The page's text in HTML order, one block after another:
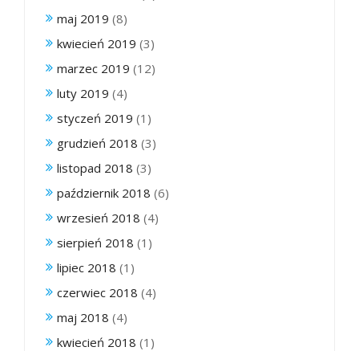
maj 2019 (8)
kwiecień 2019 (3)
marzec 2019 (12)
luty 2019 (4)
styczeń 2019 (1)
grudzień 2018 (3)
listopad 2018 (3)
październik 2018 (6)
wrzesień 2018 (4)
sierpień 2018 (1)
lipiec 2018 (1)
czerwiec 2018 (4)
maj 2018 (4)
kwiecień 2018 (1)